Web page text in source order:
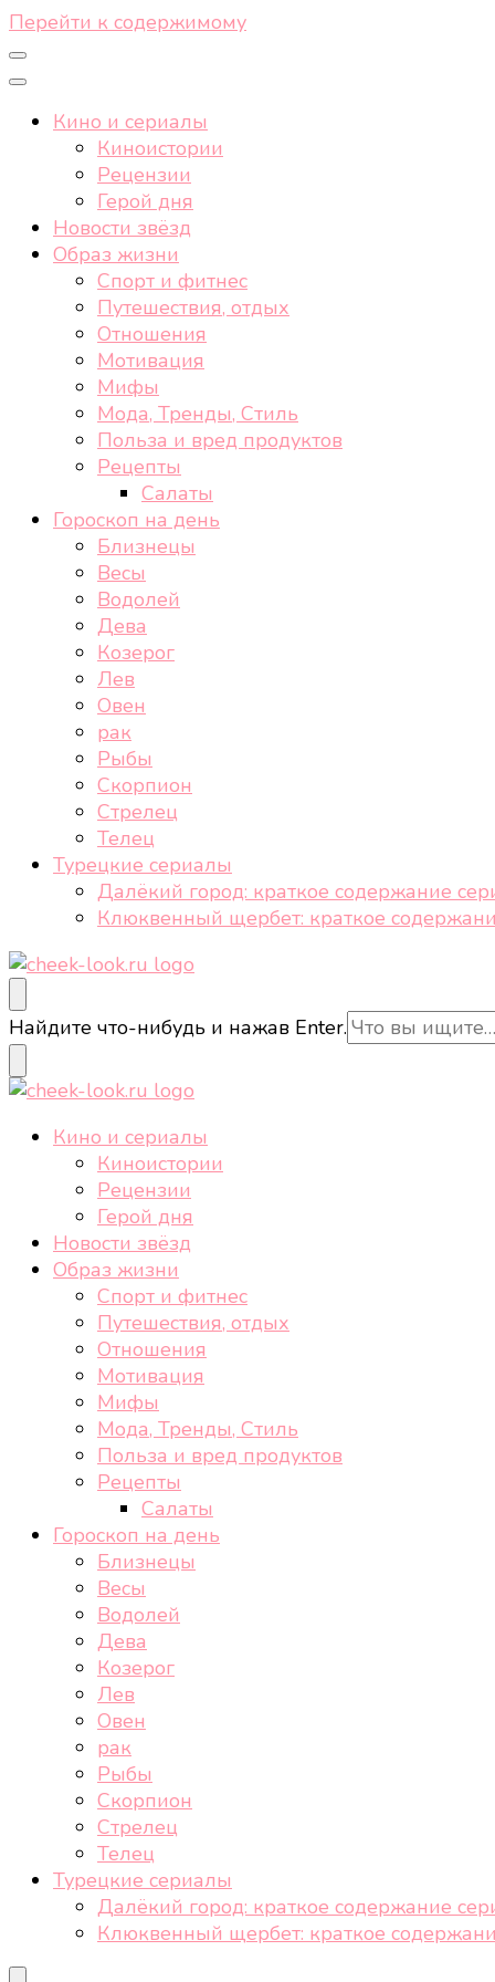
Перейти к содержимому
Кино и сериалы
Киноистории
Рецензии
Герой дня
Новости звёзд
Образ жизни
Спорт и фитнес
Путешествия, отдых
Отношения
Мотивация
Мифы
Мода, Тренды, Стиль
Польза и вред продуктов
Рецепты
Салаты
Гороскоп на день
Близнецы
Весы
Водолей
Дева
Козерог
Лев
Овен
рак
Рыбы
Скорпион
Стрелец
Телец
Турецкие сериалы
Далёкий город: краткое содержание
Клюквенный щербет: краткое
cheek-look.ru
Женский сайт о звездах и кино, а также трендах,
Ищите
что-
то?
Найдите что-нибудь и нажав Enter.
cheek-look.ru
Женский сайт о звездах и кино, а также трендах,
Кино и сериалы
Киноистории
Рецензии
Герой дня
Новости звёзд
Образ жизни
Спорт и фитнес
Путешествия, отдых
Отношения
Мотивация
Мифы
Мода, Тренды, Стиль
Польза и вред продуктов
Рецепты
Салаты
Гороскоп на день
Близнецы
Весы
Водолей
Дева
Козерог
Лев
Овен
рак
Рыбы
Скорпион
Стрелец
Телец
Турецкие сериалы
Далёкий город: краткое содержание
Клюквенный щербет: краткое